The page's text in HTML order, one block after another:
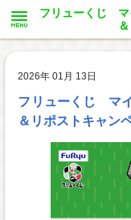
フリューくじ
2026年 01月 13日
フリューくじ マ
＆リポストキャン